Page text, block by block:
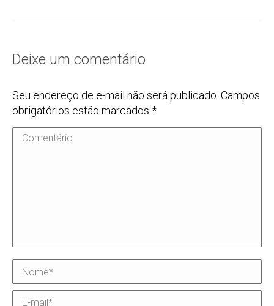
Deixe um comentário
Seu endereço de e-mail não será publicado. Campos
obrigatórios estão marcados *
Comentário
Nome *
E-mail *